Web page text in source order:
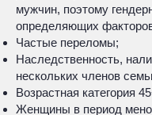
мужчин, поэтому
определяющих
Частые переломы;
Наследственность,
нескольких членов
Возрастная категория
Женщины в период